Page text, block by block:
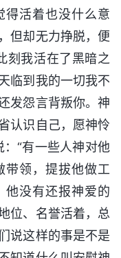
得活着也没什么意
但却无力挣脱，便
刻我活在了黑暗之
临到我的一切我不
发怨言背叛你。神
认识自己，愿神怜
“有一些人神对他
带领，提拔他做工
他没有还报神爱的
位、名誉活着，总
说这样的事是不是